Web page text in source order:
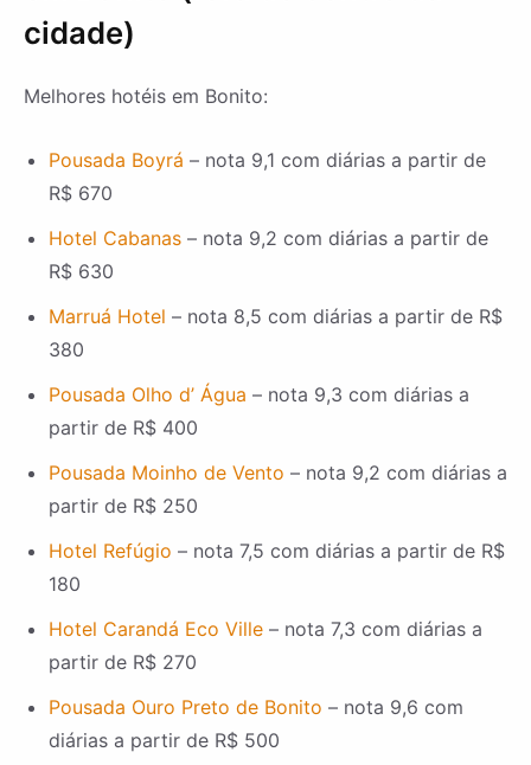
cidade)
Melhores hotéis em Bonito:
Pousada Boyrá – nota 9,1 com diárias a partir de
R$ 670
Hotel Cabanas – nota 9,2 com diárias a partir de
R$ 630
Marruá Hotel – nota 8,5 com diárias a partir de R$
380
Pousada Olho d’ Água – nota 9,3 com diárias a
partir de R$ 400
Pousada Moinho de Vento – nota 9,2 com diárias a
partir de R$ 250
Hotel Refúgio – nota 7,5 com diárias a partir de R$
180
Hotel Carandá Eco Ville – nota 7,3 com diárias a
partir de R$ 270
Pousada Ouro Preto de Bonito – nota 9,6 com
diárias a partir de R$ 500